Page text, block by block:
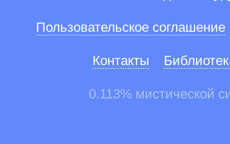
Пользовательское соглашение
Контакты
0.113% мистической